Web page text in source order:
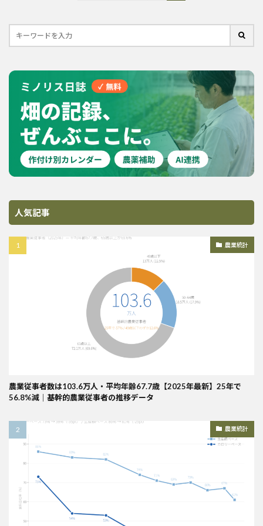
人気記事
農業統計
農業従事者数は103.6万人・平均年齢67.7歳【2025年最新】25年で
56.8%減｜基幹的農業従事者の推移データ
農業統計